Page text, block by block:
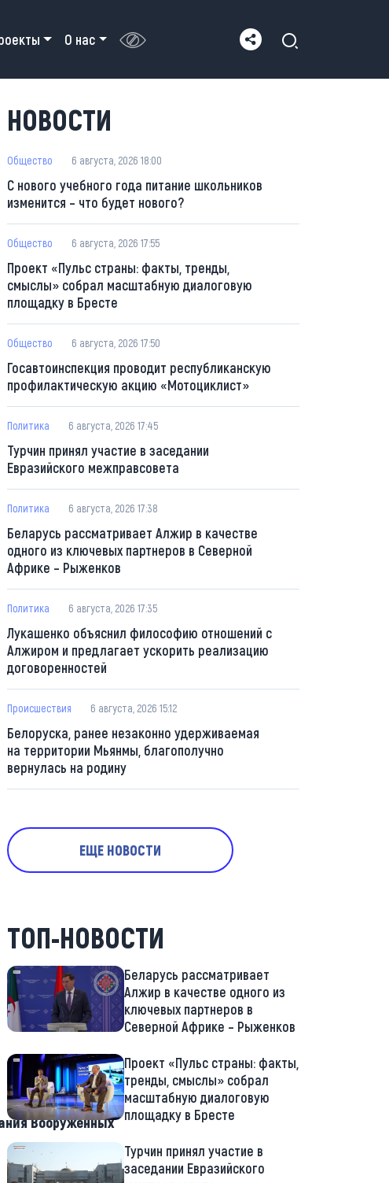
О нас
Вооруженных
НОВОСТИ
Общество 6 августа, 2026 18:00
С нового учебного года питание школьников
изменится – что будет нового?
Общество 6 августа, 2026 17:55
Проект «Пульс страны: факты, тренды,
смыслы» собрал масштабную диалоговую
площадку в Бресте
Общество 6 августа, 2026 17:50
Госавтоинспекция проводит республиканскую
профилактическую акцию «Мотоциклист»
Политика 6 августа, 2026 17:45
Турчин принял участие в заседании
Евразийского межправсовета
Политика 6 августа, 2026 17:38
Беларусь рассматривает Алжир в качестве
одного из ключевых партнеров в Северной
Африке – Рыженков
Политика 6 августа, 2026 17:35
Лукашенко объяснил философию отношений с
Алжиром и предлагает ускорить реализацию
договоренностей
Происшествия 6 августа, 2026 15:12
Белоруска, ранее незаконно удерживаемая
на территории Мьянмы, благополучно
вернулась на родину
ЕЩЕ НОВОСТИ
ТОП-НОВОСТИ
Беларусь рассматривает
Алжир в качестве одного из
ключевых партнеров в
Северной Африке – Рыженков
Проект «Пульс страны: факты,
тренды, смыслы» собрал
масштабную диалоговую
площадку в Бресте
Турчин принял участие в
заседании Евразийского